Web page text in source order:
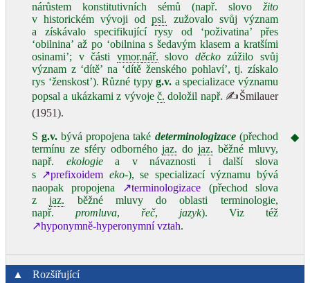
nárůstem konstitutivních sémů (např. slovo žito
v historickém vývoji odpsl. zužovalo svůj význam
a získávalo specifikující rysy od ‘poživatina’ přes
‘obilnina’ až po ‘obilnina s šedavým klasem a kratšími
osinami’; v části vmor.nář. slovo děckozúžilo svůj
význam z ‘dítě’ na ‘dítě ženského pohlaví’, tj. získalo
rys ‘ženskost’). Různé typyg.v. a specializace významu
popsal a ukázkami z vývoječ. doložil např. ✍Šmilauer
(1951).
Sg.v. bývá propojena také determinologizace(přechod
termínu ze sféry odbornéhojaz. dojaz. běžné mluvy,
např. ekologiea v návaznosti i další slova
s ↗prefixoidem eko‑), se specializací významu bývá
naopak propojena ↗terminologizace (přechod slova
zjaz. běžné mluvy do oblasti terminologie,
např. promluva, řeč, jazyk). Viz též
↗hyponymně‑hyperonymní vztah.
◆
▲ Rozšiřující